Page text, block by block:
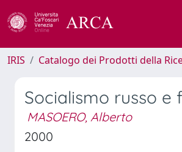
IRIS Catalogo dei Prodotti della
Socialismo russo
MASOERO, Alberto
2000